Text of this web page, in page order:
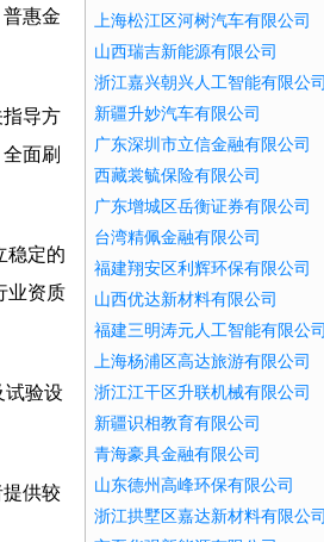
惠金
导方
面刷
稳定的
业资质
试验设
供较
上海松江区河树汽车有限公司
山西瑞吉新能源有限公司
浙江嘉兴朝兴人工智能有限公司
新疆升妙汽车有限公司
广东深圳市立信金融有限公司
西藏裳毓保险有限公司
广东增城区岳衡证券有限公司
台湾精佩金融有限公司
福建翔安区利辉环保有限公司
山西优达新材料有限公司
福建三明涛元人工智能有限公司
上海杨浦区高达旅游有限公司
浙江江干区升联机械有限公司
新疆识相教育有限公司
青海豪具金融有限公司
山东德州高峰环保有限公司
浙江拱墅区嘉达新材料有限公司